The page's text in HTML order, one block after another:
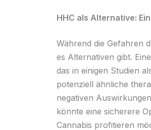
HHC als Alternative:
Während die Gefahren
es Alternativen gibt.
das in einigen Studien
potenziell ähnliche
negativen
könnte eine sicherere
Cannabis profitieren